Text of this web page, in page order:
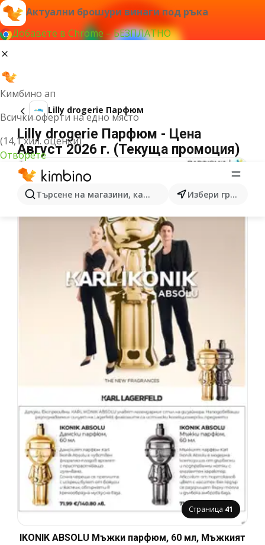
Актуални брошури винаги под ръка
Добавете в Chrome – БЕЗПЛАТНО
Кимбино ап
Всички оферти на едно място
(14,1 хил. оценки)
Отворете
Търсене на магазини, категории, продукти...Избери град
Lilly drogerie Парфюм
Lilly drogerie Парфюм - Цена
Август 2026 г. (Текуща промоция)
Страница 41
IKONIK ABSOLU Мъжки парфюм, 60 мл, Мъжкият